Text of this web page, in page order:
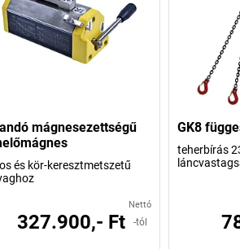
mágnesezettségű
és kör-keresztmetszetű
Nettó
327.900,- Ft -tól
GK8
teherbírás